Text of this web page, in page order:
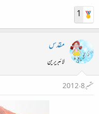
1
مقدس
لائبریرین
ستمبر 8، 2012